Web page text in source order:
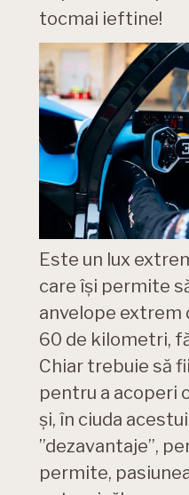
tocmai ieftine!
Este un lux
care își permite
anvelope extrem
60 de kilometri,
Chiar trebuie să
pentru a acoperi
și, în ciuda
”dezavantaje”,
permite,